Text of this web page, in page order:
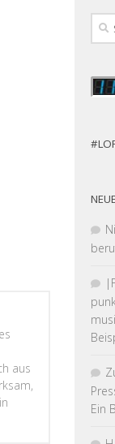
aus
Ein